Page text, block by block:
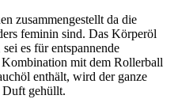
zusammengestellt da die
feminin sind. Das Körperöl
es für entspannende
Kombination mit dem Rollerball
enthält, wird der ganze
gehüllt.